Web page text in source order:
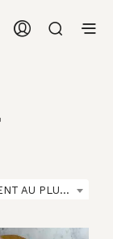
TRI DU PLUS RÉCENT AU PLUS ANCIEN